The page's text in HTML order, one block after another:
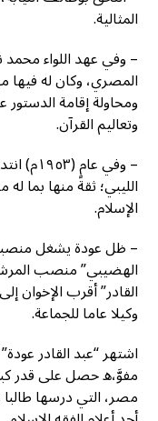
المثالية.
– وفي عهد اللواء
المصري، وكان له فيها
ومحاولة إقامة
وتعاليم القرآن.
– وفي
الليبي؛ ثقةً منها بما
الإسلام.
– ظل عودة يشغل
الهضيبي” منصب
وكيلا عاما للجماعة.
اشتهر “عبد القادر
مفوَّ،ه حصل على قدر
مصر، التي درسها